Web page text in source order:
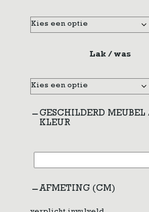
Lak / was
GESCHILDERD
KLEUR
AFMETING (CM)